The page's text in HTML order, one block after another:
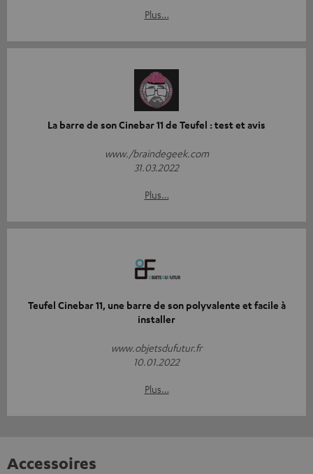
Plus…
La barre de son Cinebar 11 de Teufel : test et avis
www./braindegeek.com
31.03.2022
Plus…
Teufel Cinebar 11, une barre de son polyvalente et facile à
installer
www.objetsdufutur.fr
10.01.2022
Plus…
Accessoires